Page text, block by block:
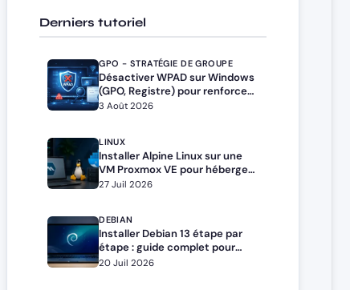
Derniers tutoriel
GPO - STRATÉGIE DE GROUPE
Désactiver WPAD sur Windows
(GPO, Registre) pour renforcer
la sécurité
3 Août 2026
LINUX
Installer Alpine Linux sur une
VM Proxmox VE pour héberger
Docker et Docker Compose
27 Juil 2026
DEBIAN
Installer Debian 13 étape par
étape : guide complet pour
débutants et administrateurs
20 Juil 2026